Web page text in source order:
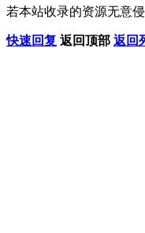
若本站收录的资源无意
快速回复 返回顶部 返回